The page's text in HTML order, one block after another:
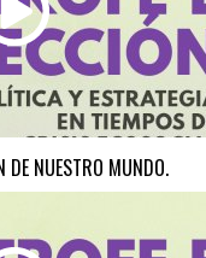
DE NUESTRO MUNDO.